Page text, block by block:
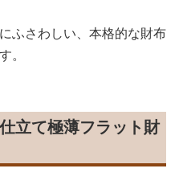
ふさわしい、本格的な財布
。
立て極薄フラット財